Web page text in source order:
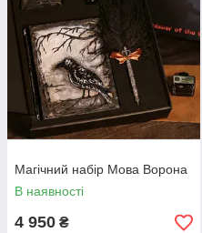
Магічний набір Мова Ворона
В наявності
4 950 ₴